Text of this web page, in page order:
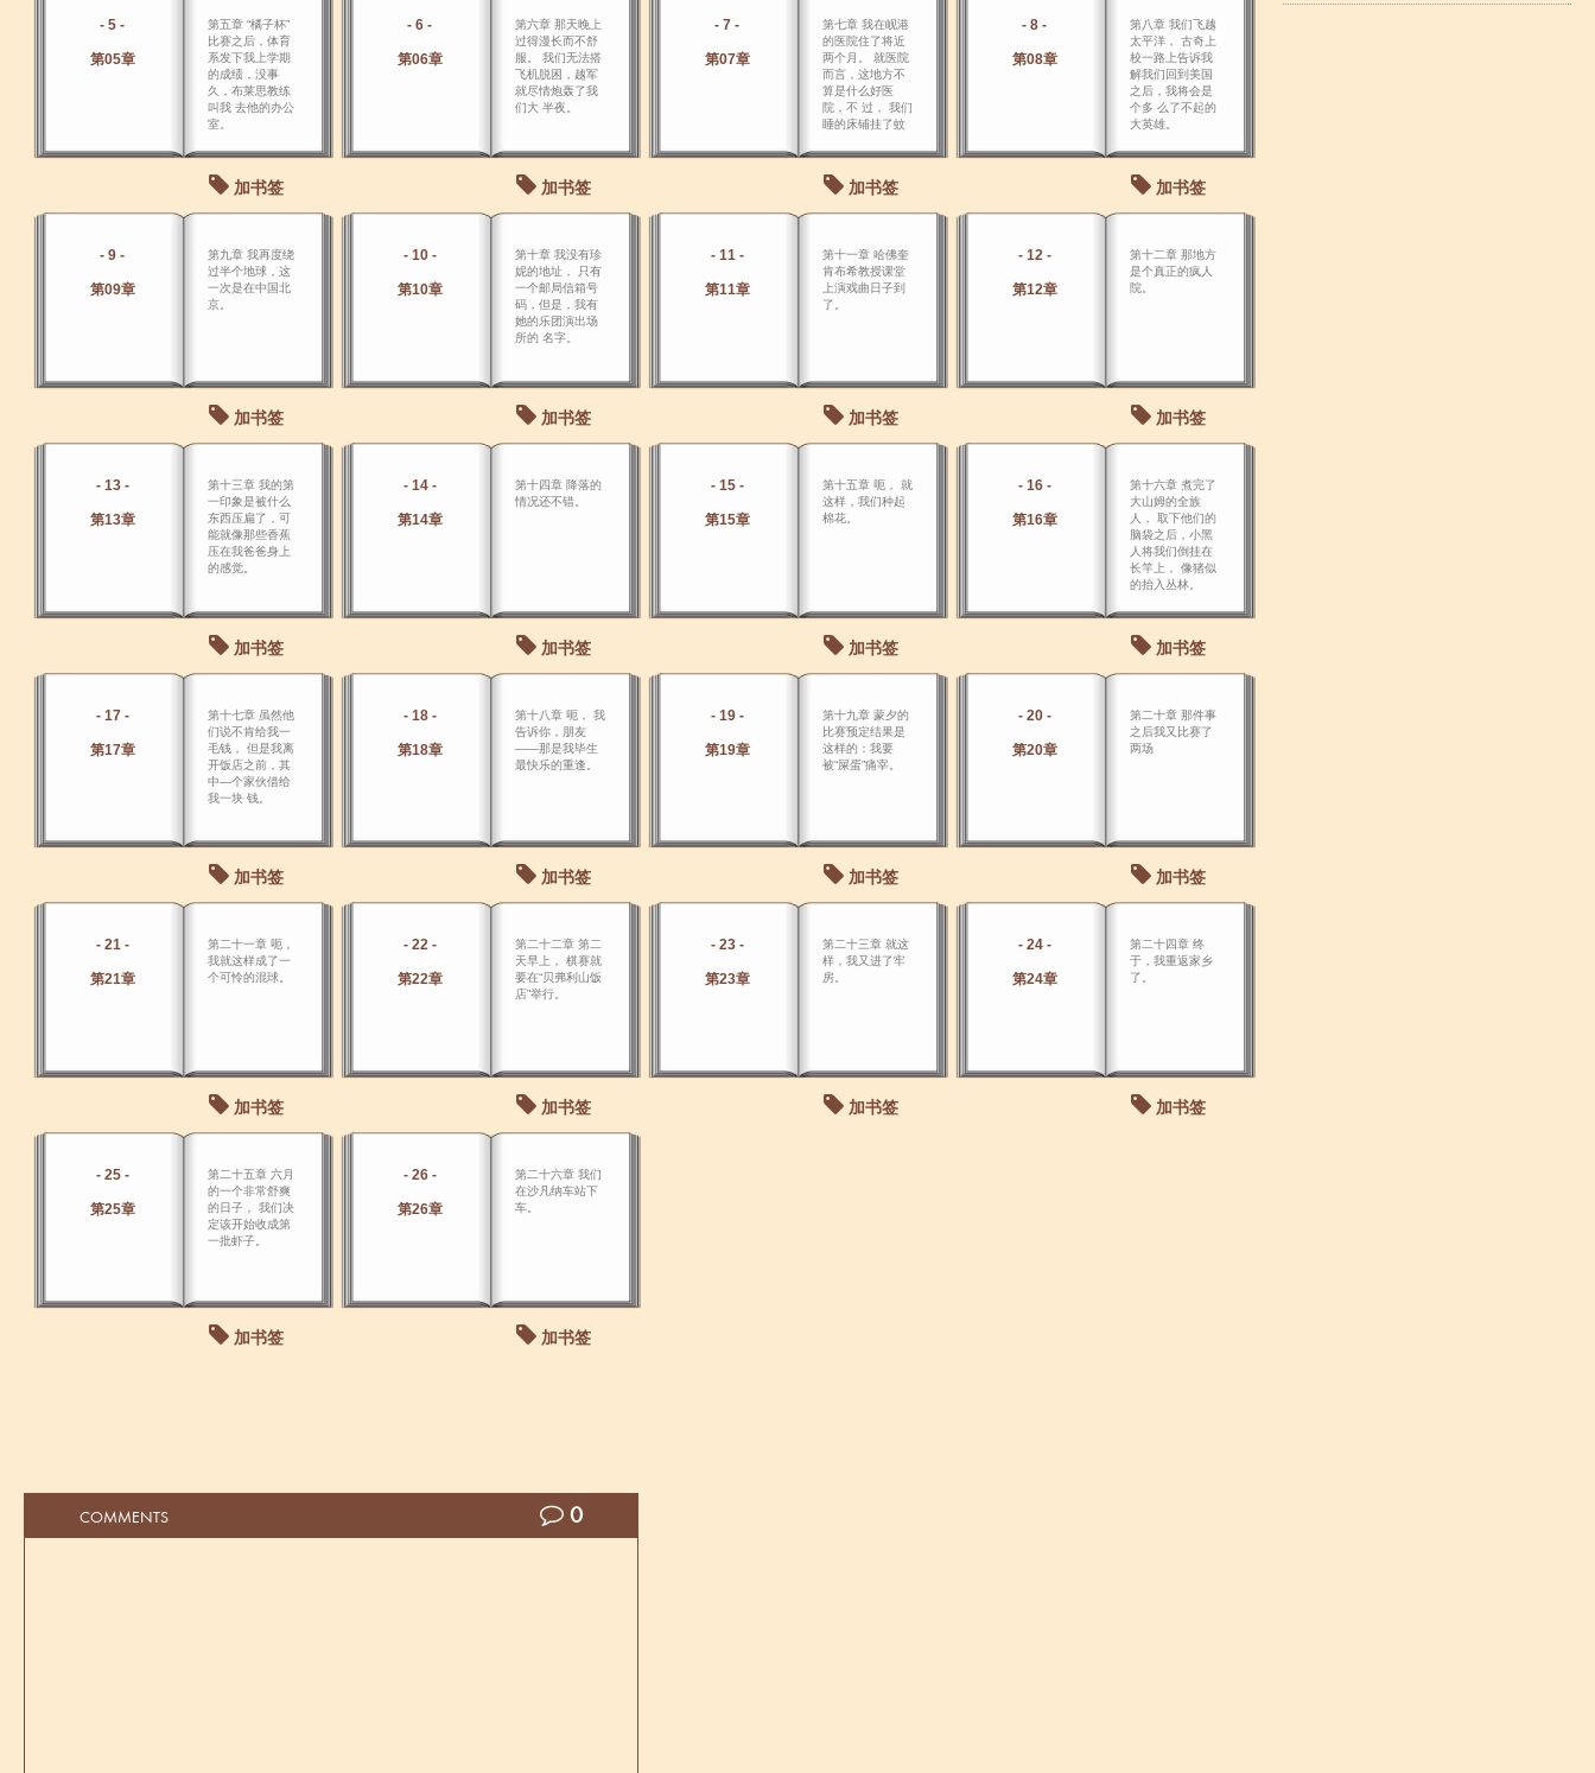
- 5 -
第05章
第五章 “橘子杯”
比赛之后，体育
系发下我上学期
的成绩，没事
久，布莱思教练
叫我 去他的办公
室。
加书签
- 6 -
第06章
第六章 那天晚上
过得漫长而不舒
服。 我们无法搭
飞机脱困，越军
就尽情炮轰了我
们大 半夜。
加书签
- 7 -
第07章
第七章 我在岘港
的医院住了将近
两个月。 就医院
而言，这地方不
算是什么好医
院，不 过， 我们
睡的床铺挂了蚊
地板每天清扫两
次，以我已经习
惯的生活 条件作
加书签
- 8 -
第08章
第八章 我们飞越
太平洋， 古奇上
校一路上告诉我
解我们回到美国
之后，我将会是
个多 么了不起的
大英雄。
加书签
- 9 -
第09章
第九章 我再度绕
过半个地球，这
一次是在中国北
京。
加书签
- 10 -
第10章
第十章 我没有珍
妮的地址， 只有
一个邮局信箱号
码，但是，我有
她的乐团演出场
所的 名字。
加书签
- 11 -
第11章
第十一章 哈佛奎
肯布希教授课堂
上演戏曲日子到
了。
加书签
- 12 -
第12章
第十二章 那地方
是个真正的疯人
院。
加书签
- 13 -
第13章
第十三章 我的第
一印象是被什么
东西压扁了，可
能就像那些香蕉
压在我爸爸身上
的感觉。
加书签
- 14 -
第14章
第十四章 降落的
情况还不错。
加书签
- 15 -
第15章
第十五章 呃， 就
这样，我们种起
棉花。
加书签
- 16 -
第16章
第十六章 煮完了
大山姆的全族
人， 取下他们的
脑袋之后，小黑
人将我们倒挂在
长竿上， 像猪似
的抬入丛林。
加书签
- 17 -
第17章
第十七章 虽然他
们说不肯给我一
毛钱， 但是我离
开饭店之前，其
中―个家伙借给
我一块 钱。
加书签
- 18 -
第18章
第十八章 呃， 我
告诉你，朋友
――那是我毕生
最快乐的重逢。
加书签
- 19 -
第19章
第十九章 蒙夕的
比赛预定结果是
这样的：我要
被“屎蛋”痛宰。
加书签
- 20 -
第20章
第二十章 那件事
之后我又比赛了
两场
加书签
- 21 -
第21章
第二十一章 呃，
我就这样成了一
个可怜的混球。
加书签
- 22 -
第22章
第二十二章 第二
天早上， 棋赛就
要在“贝弗利山饭
店”举行。
加书签
- 23 -
第23章
第二十三章 就这
样，我又进了牢
房。
加书签
- 24 -
第24章
第二十四章 终
于，我重返家乡
了。
加书签
- 25 -
第25章
第二十五章 六月
的一个非常舒爽
的日子， 我们决
定该开始收成第
一批虾子。
加书签
- 26 -
第26章
第二十六章 我们
在沙凡纳车站下
车。
加书签
COMMENTS 0